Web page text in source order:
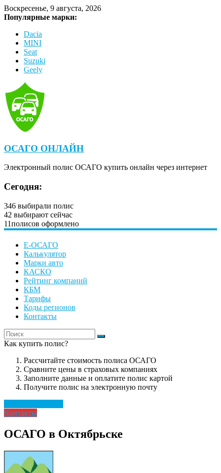
Воскресенье, 9 августа, 2026
Популярные марки:
Dacia
MINI
Seat
Suzuki
Geely
ОСАГО ОНЛАЙН
Электронный полис ОСАГО купить онлайн через интернет
Сегодня:
346 выбирали полис
42 выбирают сейчас
11полисов оформлено
Е-ОСАГО
Калькулятор
Марки авто
КАСКО
Рейтинг компаний
КБМ
Тарифы
Коды регионов
Контакты
Как купить полис?
Рассчитайте стоимость полиса ОСАГО
Сравните цены в страховых компаниях
Заполните данные и оплатите полис картой
Получите полис на электронную почту
Контакты
ОСАГО в Октябрьске